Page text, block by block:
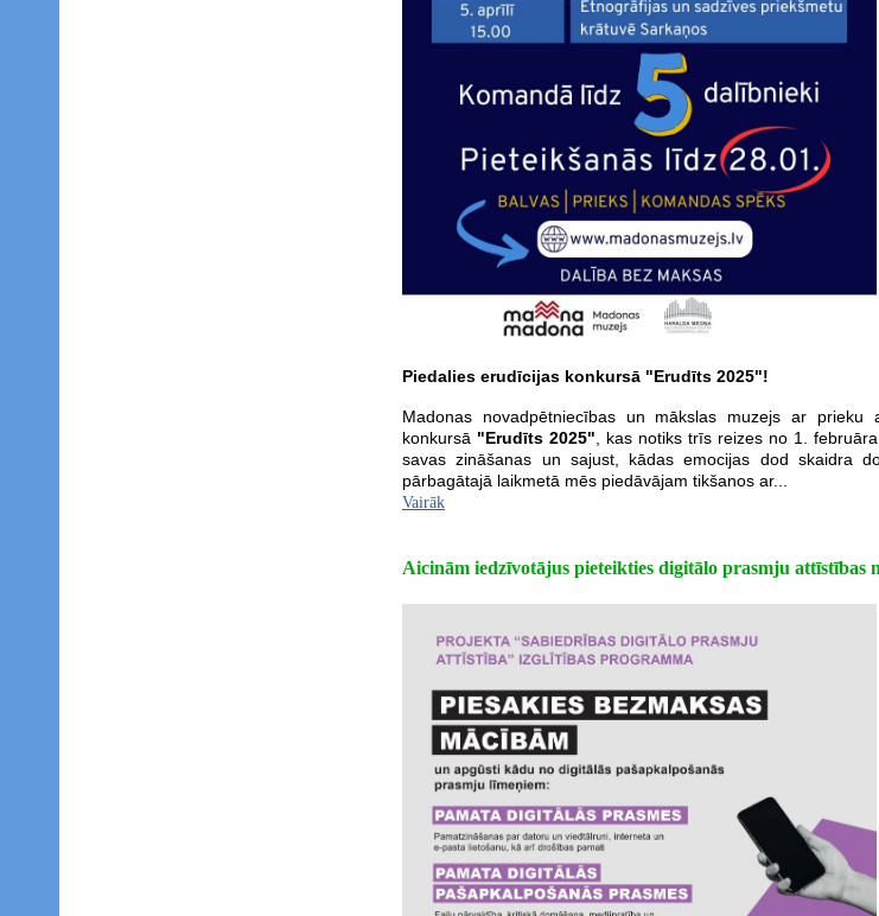
Piedalies erudīcijas konkursā "Erudīts 2025"!
Madonas novadpētniecības un mākslas muzejs ar prieku
konkursā "Erudīts 2025" , kas notiks trīs reizes no 1.
savas zināšanas un sajust, kādas emocijas dod skaidra
pārbagātajā laikmetā mēs piedāvājam tikšanos ar...
Vairāk
Aicinām iedzīvotājus pieteikties digitālo prasmju attīstības